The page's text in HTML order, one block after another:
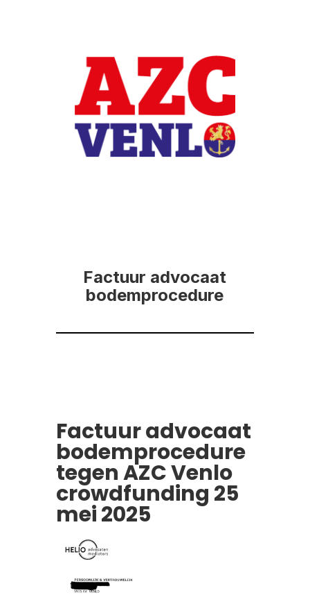
Factuur advocaat
bodemprocedure
Factuur advocaat
bodemprocedure
tegen AZC Venlo
crowdfunding 25
mei 2025